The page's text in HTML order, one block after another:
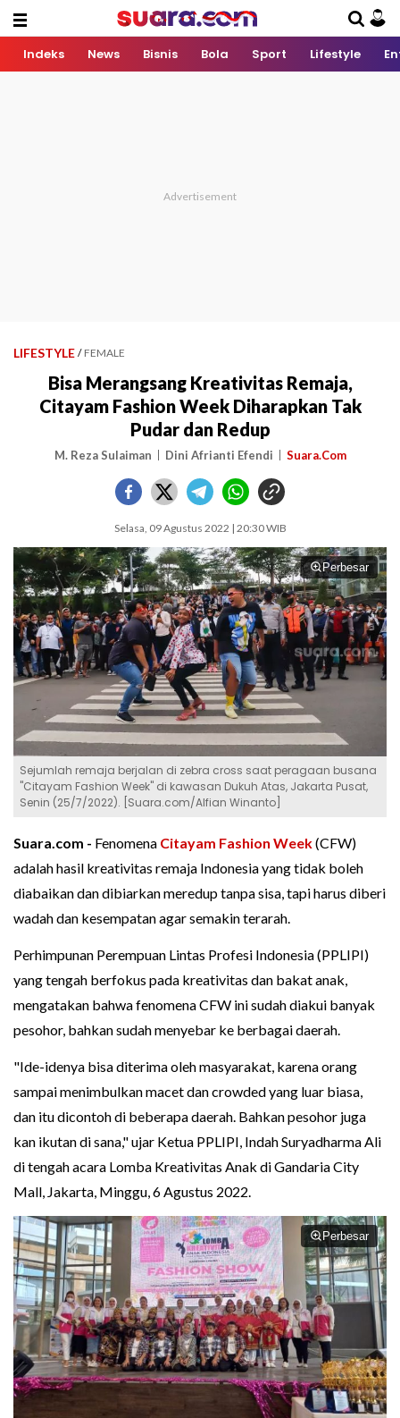
Indeks News Bisnis Bola Sport Lifestyle
LIFESTYLE / FEMALE
Bisa Merangsang Kreativitas Remaja,
Citayam Fashion Week Diharapkan Tak
Pudar dan Redup
M. Reza Sulaiman Dini Afrianti Efendi Suara.Com
Selasa, 09 Agustus 2022 | 20:30 WIB
Perbesar
Sejumlah remaja berjalan di zebra cross saat peragaan busana
"Citayam Fashion Week" di kawasan Dukuh Atas, Jakarta Pusat,
Senin (25/7/2022). [Suara.com/Alfian Winanto]
Suara.com - Fenomena Citayam Fashion Week(CFW)
adalah hasil kreativitas remaja Indonesia yang tidak boleh
diabaikan dan dibiarkan meredup tanpa sisa, tapi harus diberi
wadah dan kesempatan agar semakin terarah.
Perhimpunan Perempuan Lintas Profesi Indonesia (PPLIPI)
yang tengah berfokus pada kreativitas dan bakat anak,
mengatakan bahwa fenomena CFW ini sudah diakui banyak
pesohor, bahkan sudah menyebar ke berbagai daerah.
"Ide-idenya bisa diterima oleh masyarakat, karena orang
sampai menimbulkan macet dan crowded yang luar biasa,
dan itu dicontoh di beberapa daerah. Bahkan pesohor juga
kan ikutan di sana," ujar Ketua PPLIPI, Indah Suryadharma Ali
di tengah acara Lomba Kreativitas Anak di Gandaria City
Mall, Jakarta, Minggu, 6 Agustus 2022.
Perbesar